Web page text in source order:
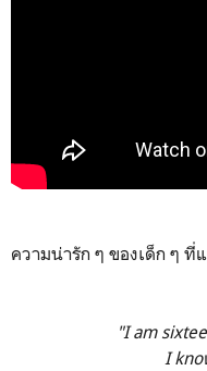
ความน่ารัก ๆ ของเด็ก ๆ
"I am
I